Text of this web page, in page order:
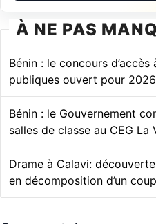
À NE PAS
Bénin : le concours
publiques ouvert pour
Bénin : le Gouvernement
salles de classe au CEG La
Drame à Calavi:
en décomposition d’un